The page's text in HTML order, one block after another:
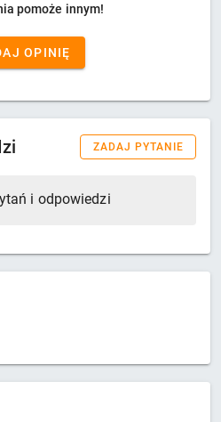
pomoże innym!
OPINIĘ
ZADAJ PYTANIE
i odpowiedzi